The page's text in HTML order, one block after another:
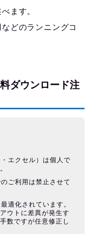
ます。
どのランニングコ
ダウンロード注
エクセル）は個人で
ご利用は禁止させて
適化されています。
ウトに差異が発生す
数ですが任意修正し